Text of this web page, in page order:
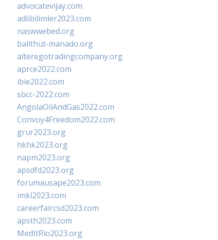
advocatevijay.com
adlibilimler2023.com
naswwebed.org
balithut-manado.org
alteregotradingcompany.org
aprce2022.com
ibie2022.com
sbcc-2022.com
AngolaOilAndGas2022.com
Convoy4Freedom2022.com
grur2023.org
hkhk2023.org
napm2023.org
apsdfd2023.org
forumausape2023.com
imkl2023.com
careerfaircsd2023.com
apsth2023.com
MedItRio2023.org